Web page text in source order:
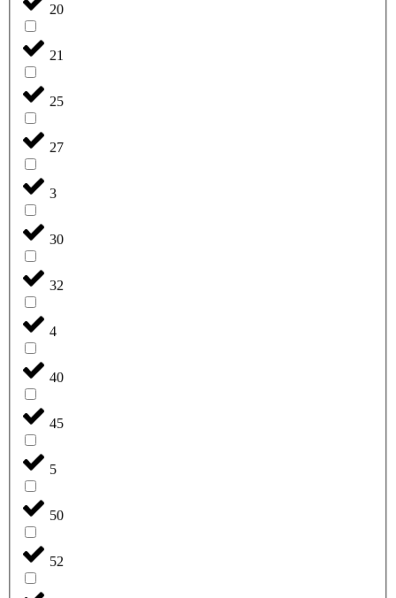
20
21
25
27
3
30
32
4
40
45
5
50
52